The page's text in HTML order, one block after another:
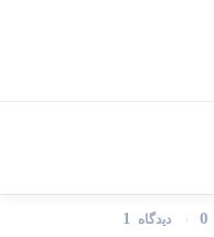
0 دیدگاه 1